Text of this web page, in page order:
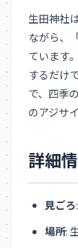
生田神社
ながら、
ています
するだけ
で、四季
のアジサ
詳細
見ごろ
場所: